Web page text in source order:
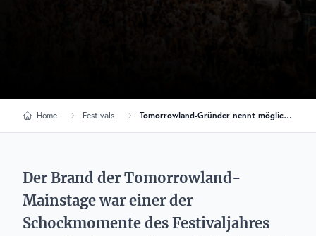
Home Festivals Tomorrowland-Gründer nennt mögliche Ursache für Mainstage-Brand 2025
Der Brand der Tomorrowland-
Mainstage war einer der
Schockmomente des Festivaljahres